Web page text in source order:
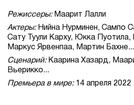
Режиссеры:Маарит Лалли
Актеры:Нийна Нурминен, Сампо
Сату Туули Карху, Юкка Пуотила,
Маркус Ярвенпаа, Мартин Бахне...
Сценарий:Каарина Хазард,
Вьерикко...
Премьера в мире:14 апреля 2022